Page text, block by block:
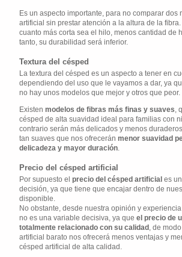
Es un aspecto importante, para no comparar dos
artificial sin prestar atención a la altura de la
cuanto más corta sea el hilo, menos cantidad de
tanto, su durabilidad será inferior.
Textura del césped
La textura del césped es un aspecto a tener en
dependiendo del uso que le vayamos a dar, ya
no hay unos modelos que mejor y otros que peor.
Existenmodelos de fibras más finas y suaves,
césped de alta suavidad ideal para familias con
contrario serán más delicados y menos
tan suaves que nos ofreceránmenor suavidad
delicadeza y mayor duración.
Precio del césped artificial
Por supuesto elprecio del césped artificial es
decisión, ya que tiene que encajar dentro de
disponible.
No obstante, desde nuestra opinión y
no es una variable decisiva, ya queel precio de
totalmente relacionado con su calidad , de
artificial barato nos ofrecerá menos ventajas y
césped artificial de alta calidad.